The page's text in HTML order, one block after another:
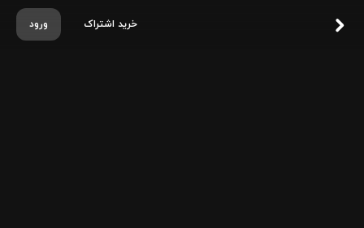
ورود خرید اشتراک